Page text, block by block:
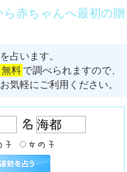
赤ちゃんへ最初の贈
占います。
無料で調べられますので、
気軽にご利用ください。